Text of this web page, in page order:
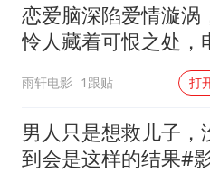
《龙餐
恋爱脑深陷爱情漩涡
怜人藏着可恨之处，
雨轩电影 1跟贴 打
男人只是想救儿子，
到会是这样的结果#